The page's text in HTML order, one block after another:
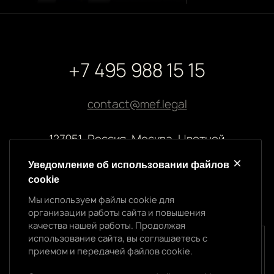
+7 495 988 15 15
contact@mef.legal
127051, Россия, Москва, Цветной
Реквизиты компании
ООО “МЭФ ЛИГАЛ”
ИНН 7704874992
ОГРН 5147746145718
Уведомление об использовании cookie
Уведомление об использовании файлов
cookie
Мы используем файлы cookie для
организации работы сайта и повышения
качества нашей работы. Продолжая
использование сайта, вы соглашаетесь с
приемом и передачей файлов cookie.